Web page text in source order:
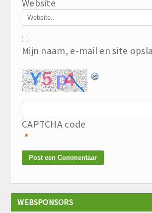
Website
Mijn naam, e-mail en site
CAPTCHA code
*
WEBSPONSORS